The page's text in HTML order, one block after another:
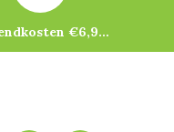
Verzendkosten €6,95 – gratis bij je eerste bestelling vanaf €200